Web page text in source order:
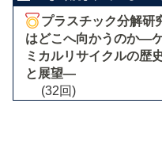
プラスチック分解研
はどこへ向かうのか―
ミカルリサイクルの歴史
と展望―
(32回)